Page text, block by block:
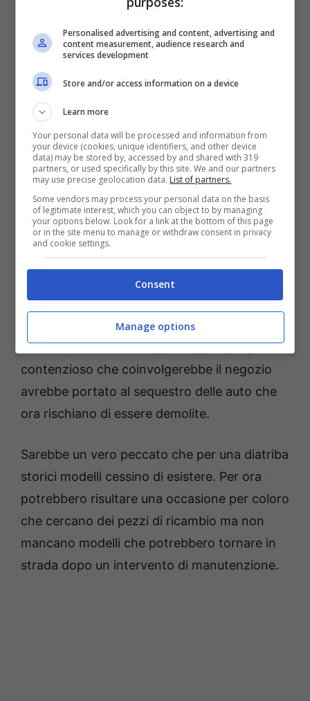
Alfa Romeo, sorte segnata per una serie di modelli di valore
L’ex custode delle vetture,
lanciato l’allarme. “
Mi ha detto – ammette il
collega di The Drive dopo aver chiacchierato
con lo stesso Russell –che le auto sono state
sequestrate dopo un’ordinanza del tribunale
a seguito di una controversia sulla
zonizzazione. Lui ha ancora i titoli di
proprietà delle auto e intende riprenderle.”
Russell, stando alla fonte, gestisce un
negozio a Detroit specializzato proprio in
ricambi Alfa Romeo. A quanto pare proprio un
contenzioso che coinvolgerebbe il negozio
avrebbe portato al sequestro delle auto che
ora rischiano di essere demolite.
Sarebbe un vero peccato che per una diatriba
storici modelli cessino di esistere. Per ora
potrebbero risultare una occasione per coloro
che cercano dei pezzi di ricambio ma non
mancano modelli che potrebbero tornare in
strada dopo un intervento di manutenzione.
Personalised advertising and content, advertising and
content measurement, audience research and
services development
Store and/or access information on a device
Learn more
Your personal data will be processed and information from
your device (cookies, unique identifiers, and other device
data) may be stored by, accessed by and shared with 319
partners, or used specifically by this site. We and our partners
may use precise geolocation data. List of partners.
Some vendors may process your personal data on the basis
of legitimate interest, which you can object to by managing
your options below. Look for a link at the bottom of this page
or in the site menu to manage or withdraw consent in privacy
and cookie settings.
Consent
Manage options